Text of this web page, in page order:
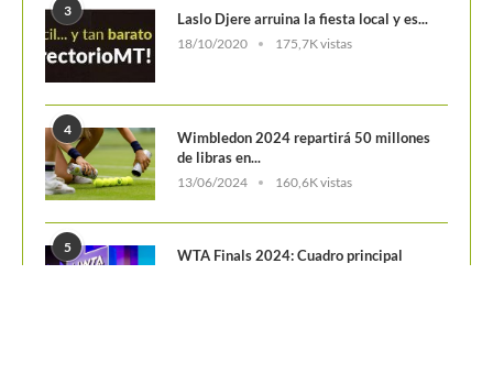
3 Laslo Djere arruina la fiesta local y es...
18/10/2020 175,7K vistas
4
Wimbledon 2024 repartirá 50 millones
de libras en...
13/06/2024 160,6K vistas
5 WTA Finals 2024: Cuadro principal